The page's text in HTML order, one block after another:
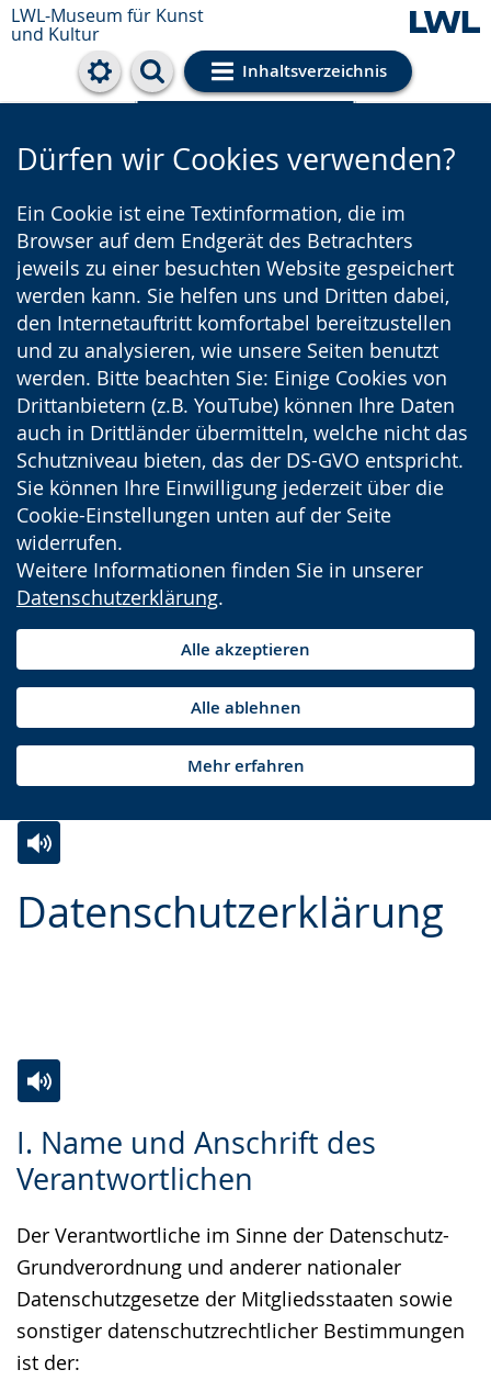
LWL-Museum für Kunst
und Kultur
Inhaltsverzeichnis
Cookie-Einstellungen
Dürfen wir Cookies verwenden?
Ein Cookie ist eine Textinformation, die im
Browser auf dem Endgerät des Betrachters
jeweils zu einer besuchten Website gespeichert
werden kann. Sie helfen uns und Dritten dabei,
den Internetauftritt komfortabel bereitzustellen
und zu analysieren, wie unsere Seiten benutzt
werden. Bitte beachten Sie: Einige Cookies von
Drittanbietern (z.B. YouTube) können Ihre Daten
auch in Drittländer übermitteln, welche nicht das
Schutzniveau bieten, das der DS-GVO entspricht.
Sie können Ihre Einwilligung jederzeit über die
Cookie-Einstellungen unten auf der Seite
widerrufen.
Weitere Informationen finden Sie in unserer
Datenschutzerklärung.
Alle akzeptieren
Alle ablehnen
Mehr erfahren
Datenschutzerklärung
Leichten
Audio-
Video
angezeigt.
I. Name und Anschrift des
Verantwortlichen
Der Verantwortliche im Sinne der Datenschutz-
Grundverordnung und anderer nationaler
Datenschutzgesetze der Mitgliedsstaaten sowie
sonstiger datenschutzrechtlicher Bestimmungen
ist der:
Leichten
Sprache
Audio-
Unterstützung.
Video
in
Gebärdensprache
wird
angezeigt.